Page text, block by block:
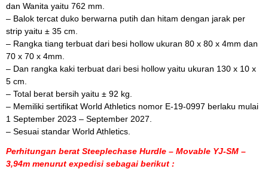
dan Wanita yaitu 762 mm.
– Balok tercat duko berwarna putih dan hitam dengan jarak per
strip yaitu ± 35 cm.
– Rangka tiang terbuat dari besi hollow ukuran 80 x 80 x 4mm dan
70 x 70 x 4mm.
– Dan rangka kaki terbuat dari besi hollow yaitu ukuran 130 x 10 x
5 cm.
– Total berat bersih yaitu ± 92 kg.
– Memiliki sertifikat World Athletics nomor E-19-0997 berlaku mulai
1 September 2023 – September 2027.
– Sesuai standar World Athletics.
Perhitungan berat Steeplechase Hurdle – Movable YJ-SM –
3,94m menurut expedisi sebagai berikut :